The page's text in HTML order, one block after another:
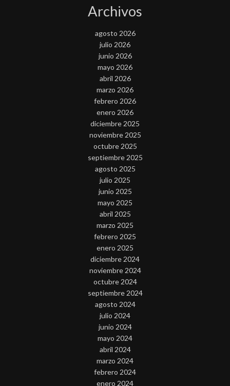
Archivos
agosto 2026
julio 2026
junio 2026
mayo 2026
abril 2026
marzo 2026
febrero 2026
enero 2026
diciembre 2025
noviembre 2025
octubre 2025
septiembre 2025
agosto 2025
julio 2025
junio 2025
mayo 2025
abril 2025
marzo 2025
febrero 2025
enero 2025
diciembre 2024
noviembre 2024
octubre 2024
septiembre 2024
agosto 2024
julio 2024
junio 2024
mayo 2024
abril 2024
marzo 2024
febrero 2024
enero 2024